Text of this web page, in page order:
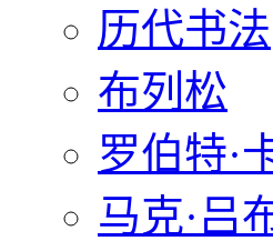
历代书法
布列松
罗伯特·
马克·吕